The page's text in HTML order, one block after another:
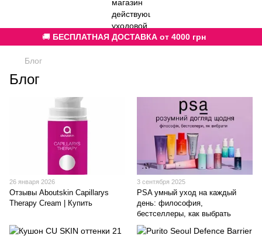
🚚 БЕСПЛАТНАЯ ДОСТАВКА от 4000 грн
Блог
Блог
26 января 2026
Отзывы Aboutskin Capillarys
Therapy Cream | Купить
3 сентября 2025
PSA умный уход на каждый
день: философия,
бестселлеры, как выбрать